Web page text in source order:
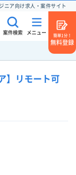
ニア向け求人・案件サイト
案件検索 メニュー
簡単1分！
無料登録
】リモート可